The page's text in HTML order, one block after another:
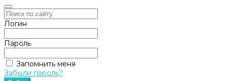
Логин
Пароль
Запомнить меня
Забыли пароль?